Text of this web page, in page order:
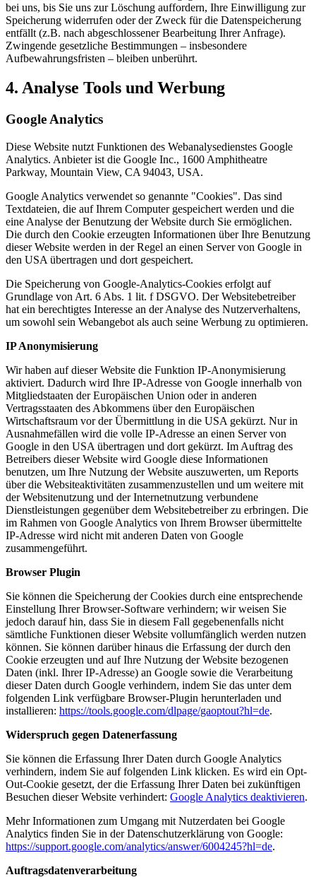
bei uns, bis Sie uns zur Löschung auffordern, Ihre Einwilligung zur
Speicherung widerrufen oder der Zweck für die Datenspeicherung
entfällt (z.B. nach abgeschlossener Bearbeitung Ihrer Anfrage).
Zwingende gesetzliche Bestimmungen – insbesondere
Aufbewahrungsfristen – bleiben unberührt.
4. Analyse Tools und Werbung
Google Analytics
Diese Website nutzt Funktionen des Webanalysedienstes Google
Analytics. Anbieter ist die Google Inc., 1600 Amphitheatre
Parkway, Mountain View, CA 94043, USA.
Google Analytics verwendet so genannte "Cookies". Das sind
Textdateien, die auf Ihrem Computer gespeichert werden und die
eine Analyse der Benutzung der Website durch Sie ermöglichen.
Die durch den Cookie erzeugten Informationen über Ihre Benutzung
dieser Website werden in der Regel an einen Server von Google in
den USA übertragen und dort gespeichert.
Die Speicherung von Google-Analytics-Cookies erfolgt auf
Grundlage von Art. 6 Abs. 1 lit. f DSGVO. Der Websitebetreiber
hat ein berechtigtes Interesse an der Analyse des Nutzerverhaltens,
um sowohl sein Webangebot als auch seine Werbung zu optimieren.
IP Anonymisierung
Wir haben auf dieser Website die Funktion IP-Anonymisierung
aktiviert. Dadurch wird Ihre IP-Adresse von Google innerhalb von
Mitgliedstaaten der Europäischen Union oder in anderen
Vertragsstaaten des Abkommens über den Europäischen
Wirtschaftsraum vor der Übermittlung in die USA gekürzt. Nur in
Ausnahmefällen wird die volle IP-Adresse an einen Server von
Google in den USA übertragen und dort gekürzt. Im Auftrag des
Betreibers dieser Website wird Google diese Informationen
benutzen, um Ihre Nutzung der Website auszuwerten, um Reports
über die Websiteaktivitäten zusammenzustellen und um weitere mit
der Websitenutzung und der Internetnutzung verbundene
Dienstleistungen gegenüber dem Websitebetreiber zu erbringen. Die
im Rahmen von Google Analytics von Ihrem Browser übermittelte
IP-Adresse wird nicht mit anderen Daten von Google
zusammengeführt.
Browser Plugin
Sie können die Speicherung der Cookies durch eine entsprechende
Einstellung Ihrer Browser-Software verhindern; wir weisen Sie
jedoch darauf hin, dass Sie in diesem Fall gegebenenfalls nicht
sämtliche Funktionen dieser Website vollumfänglich werden nutzen
können. Sie können darüber hinaus die Erfassung der durch den
Cookie erzeugten und auf Ihre Nutzung der Website bezogenen
Daten (inkl. Ihrer IP-Adresse) an Google sowie die Verarbeitung
dieser Daten durch Google verhindern, indem Sie das unter dem
folgenden Link verfügbare Browser-Plugin herunterladen und
installieren: https://tools.google.com/dlpage/gaoptout?hl=de.
Widerspruch gegen Datenerfassung
Sie können die Erfassung Ihrer Daten durch Google Analytics
verhindern, indem Sie auf folgenden Link klicken. Es wird ein Opt-
Out-Cookie gesetzt, der die Erfassung Ihrer Daten bei zukünftigen
Besuchen dieser Website verhindert: Google Analytics deaktivieren.
Mehr Informationen zum Umgang mit Nutzerdaten bei Google
Analytics finden Sie in der Datenschutzerklärung von Google:
https://support.google.com/analytics/answer/6004245?hl=de.
Auftragsdatenverarbeitung